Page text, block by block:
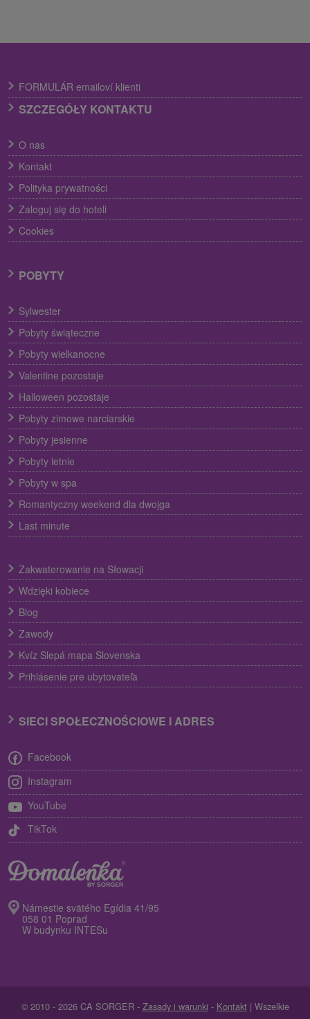
FORMULÁR emailoví klienti
SZCZEGÓŁY KONTAKTU
O nas
Kontakt
Polityka prywatności
Zaloguj się do hoteli
Cookies
POBYTY
Sylwester
Pobyty świąteczne
Pobyty wielkanocne
Valentine pozostaje
Halloween pozostaje
Pobyty zimowe narciarskie
Pobyty jesienne
Pobyty letnie
Pobyty w spa
Romantyczny weekend dla dwojga
Last minute
Zakwaterowanie na Słowacji
Wdzięki kobiece
Blog
Zawody
Kvíz Slepá mapa Slovenska
Prihlásenie pre ubytovateľa
SIECI SPOŁECZNOŚCIOWE I ADRES
Facebook
Instagram
YouTube
TikTok
Námestie svätého Egídia 41/95
058 01 Poprad
W budynku INTESu
© 2010 - 2026 CA SORGER - Zasady i warunki - Kontakt | Wszelkie